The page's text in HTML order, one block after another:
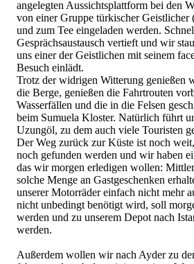
angelegten Aussichtsplattform bei den
von einer Gruppe türkischer Geistlicher
und zum Tee eingeladen werden.
Gesprächsaustausch vertieft und wir
uns einer der Geistlichen mit seinem
Besuch einlädt.
Trotz der widrigen Witterung genießen
die Berge, genießen die Fahrtrouten
Wasserfällen und die in die Felsen
beim Sumuela Kloster. Natürlich führt
Uzungöl, zu dem auch viele Touristen
Der Weg zurück zur Küste ist noch
noch gefunden werden und wir haben
das wir morgen erledigen wollen:
solche Menge an Gastgeschenken
unserer Motorräder einfach nicht mehr
nicht unbedingt benötigt wird, soll
werden und zu unserem Depot nach
werden.
Außerdem wollen wir nach Ayder zu